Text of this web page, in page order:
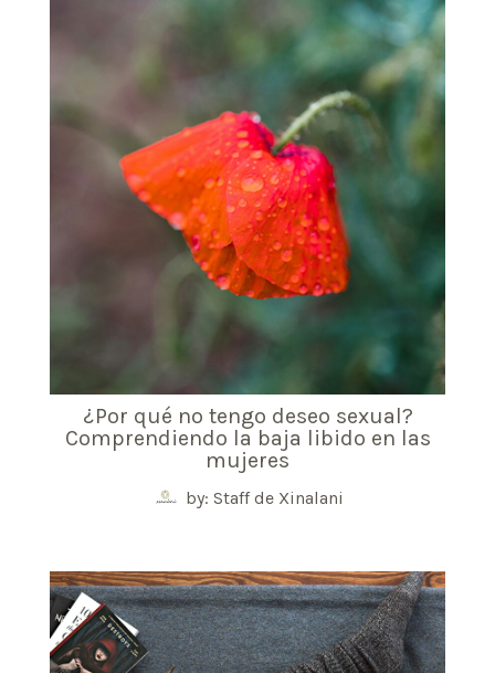
¿Por qué no tengo deseo sexual?
Comprendiendo la baja libido en las
mujeres
by: Staff de Xinalani